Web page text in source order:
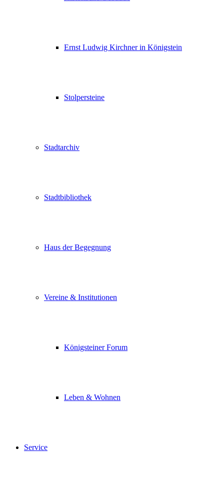
Ernst Ludwig Kirchner in Königstein
Stolpersteine
Stadtarchiv
Stadtbibliothek
Haus der Begegnung
Vereine & Institutionen
Königsteiner Forum
Leben & Wohnen
Service